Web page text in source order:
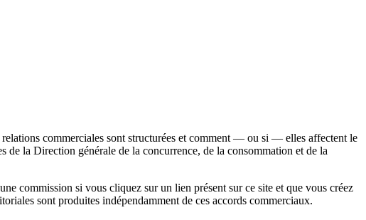
commerciales sont structurées et comment — ou si — elles affectent le
la Direction générale de la concurrence, de la consommation et de la
commission si vous cliquez sur un lien présent sur ce site et que vous créez
sont produites indépendamment de ces accords commerciaux.